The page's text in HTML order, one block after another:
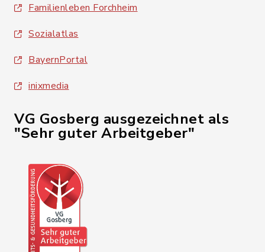
Familienleben Forchheim
Sozialatlas
BayernPortal
inixmedia
VG Gosberg ausgezeichnet als
"Sehr guter Arbeitgeber"